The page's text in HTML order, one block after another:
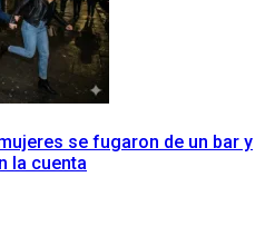
se fugaron de un bar y
la cuenta